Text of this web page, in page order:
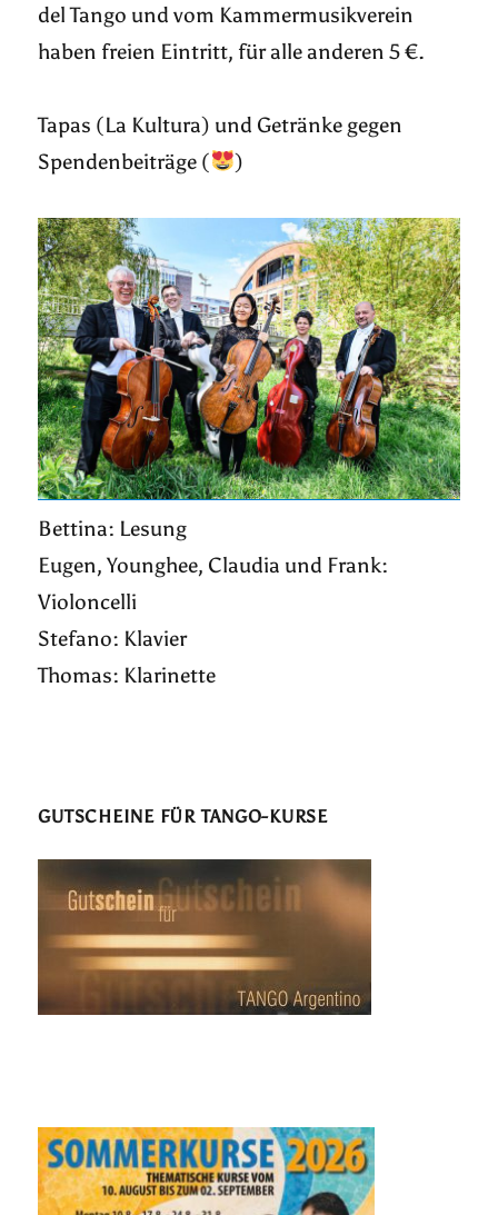
del Tango und vom Kammermusikverein
haben freien Eintritt, für alle anderen 5 €.
Tapas (La Kultura) und Getränke gegen
Spendenbeiträge (
)
Bettina: Lesung
Eugen, Younghee, Claudia und Frank:
Violoncelli
Stefano: Klavier
Thomas: Klarinette
GUTSCHEINE FÜR TANGO-KURSE